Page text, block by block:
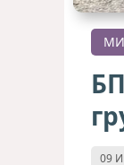
09